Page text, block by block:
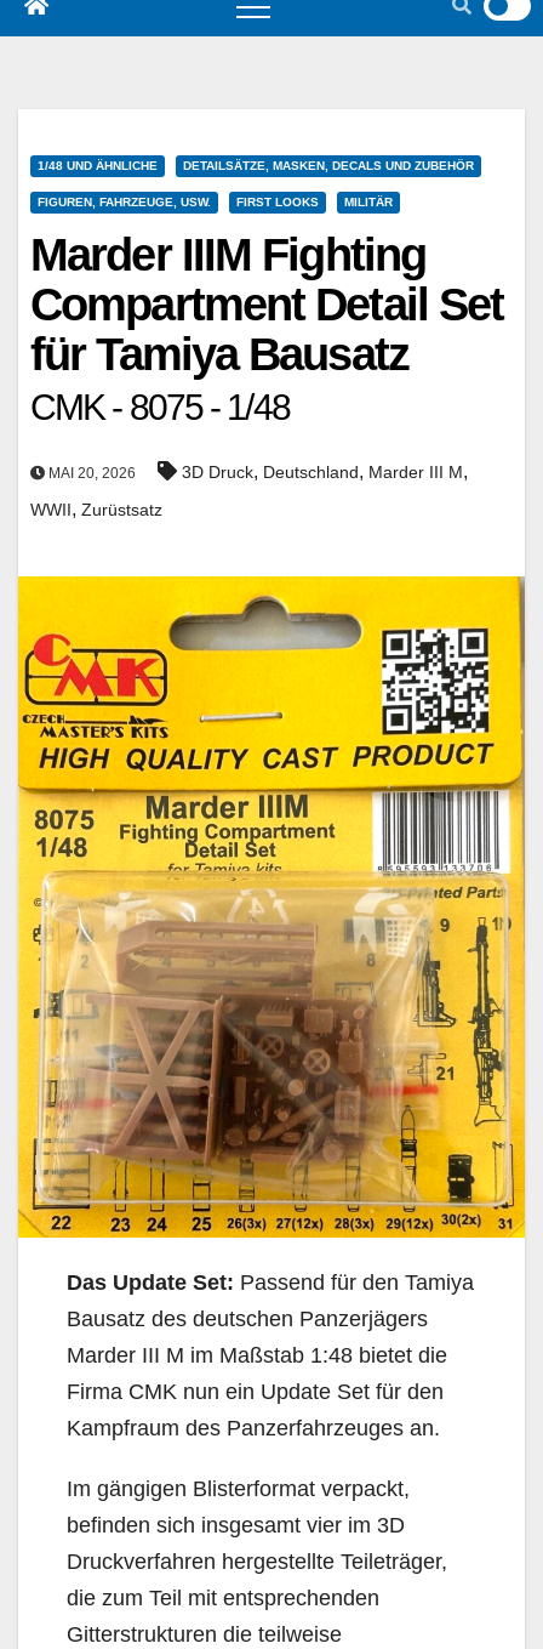
1/48 UND ÄHNLICHE DETAILSÄTZE, MASKEN, DECALS UND ZUBEHÖR
FIGUREN, FAHRZEUGE, USW. FIRST LOOKS MILITÄR
Marder IIIM Fighting
Compartment Detail Set
für Tamiya Bausatz
CMK - 8075 - 1/48
MAI 20, 2026 3D Druck, Deutschland, Marder III M,
WWII, Zurüstsatz
Das Update Set: Passend für den Tamiya
Bausatz des deutschen Panzerjägers
Marder III M im Maßstab 1:48 bietet die
Firma CMK nun ein Update Set für den
Kampfraum des Panzerfahrzeuges an.
Im gängigen Blisterformat verpackt,
befinden sich insgesamt vier im 3D
Druckverfahren hergestellte Teileträger,
die zum Teil mit entsprechenden
Gitterstrukturen die teilweise